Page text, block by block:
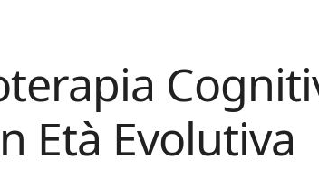
Età Evolutiva